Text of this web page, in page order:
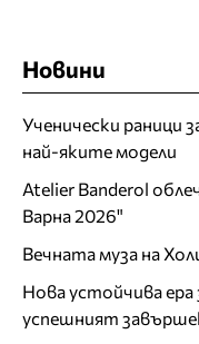
Новини
Ученически раници
най-яките модели
Atelier Banderol
Варна 2026"
Вечната муза на
Нова устойчива ера
успешният